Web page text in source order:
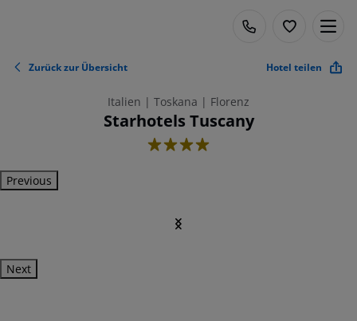
Zurück zur Übersicht Hotel teilen
Italien | Toskana | Florenz
Starhotels Tuscany
4
Previous
Next